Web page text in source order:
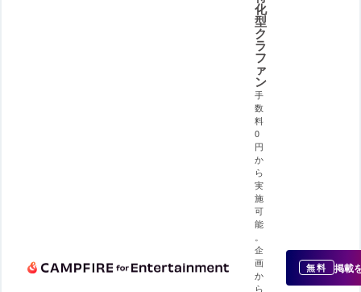
化
型
ク
ラ
フ
ァ
ン
手
数
料
0
円
か
ら
実
施
可
能
企
画
か
ら
無料 掲載